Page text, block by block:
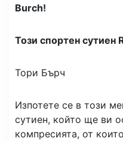
Burch!
Този спортен сутиен
Тори Бърч
Изпотете се в този
сутиен, който ще ви
компресията, от